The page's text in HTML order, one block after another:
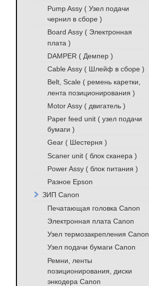
Pump Assy ( Узел подачи
чернил в сборе )
Board Assy ( Электронная
плата )
DAMPER ( Демпер )
Cable Assy ( Шлейф в сборе )
Belt, Scale ( ремень каретки,
лента позиционирования )
Motor Assy ( двигатель )
Paper feed unit ( узел подачи
бумаги )
Gear ( Шестерня )
Scaner unit ( блок сканера )
Power Assy ( блок питания )
Разное Epson
ЗИП Canon
Печатающая головка Canon
Электронная плата Canon
Узел термозакрепления Canon
Узел подачи бумаги Canon
Ремни, ленты
позиционирования, диски
энкодера Canon